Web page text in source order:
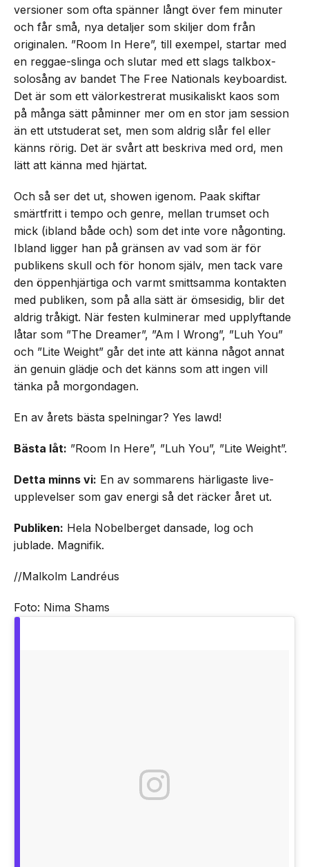
versioner som ofta spänner långt över fem minuter
och får små, nya detaljer som skiljer dom från
originalen. ”Room In Here”, till exempel, startar med
en reggae-slinga och slutar med ett slags talkbox-
solosång av bandet The Free Nationals keyboardist.
Det är som ett välorkestrerat musikaliskt kaos som
på många sätt påminner mer om en stor jam session
än ett utstuderat set, men som aldrig slår fel eller
känns rörig. Det är svårt att beskriva med ord, men
lätt att känna med hjärtat.
Och så ser det ut, showen igenom. Paak skiftar
smärtfritt i tempo och genre, mellan trumset och
mick (ibland både och) som det inte vore någonting.
Ibland ligger han på gränsen av vad som är för
publikens skull och för honom själv, men tack vare
den öppenhjärtiga och varmt smittsamma kontakten
med publiken, som på alla sätt är ömsesidig, blir det
aldrig tråkigt. När festen kulminerar med upplyftande
låtar som ”The Dreamer”, ”Am I Wrong”, ”Luh You”
och ”Lite Weight” går det inte att känna något annat
än genuin glädje och det känns som att ingen vill
tänka på morgondagen.
En av årets bästa spelningar? Yes lawd!
Bästa låt: ”Room In Here”, ”Luh You”, ”Lite Weight”.
Detta minns vi: En av sommarens härligaste live-
upplevelser som gav energi så det räcker året ut.
Publiken: Hela Nobelberget dansade, log och
jublade. Magnifik.
//Malkolm Landréus
Foto: Nima Shams